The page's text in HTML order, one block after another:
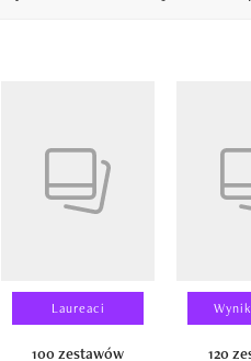
Laureaci
100 zestawów 120